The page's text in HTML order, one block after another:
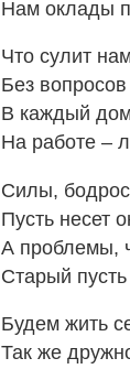
Нам оклады
Что сулит
Без вопросов
В каждый
На работе –
Силы,
Пусть несет
А проблемы,
Старый
Будем жить
Так же